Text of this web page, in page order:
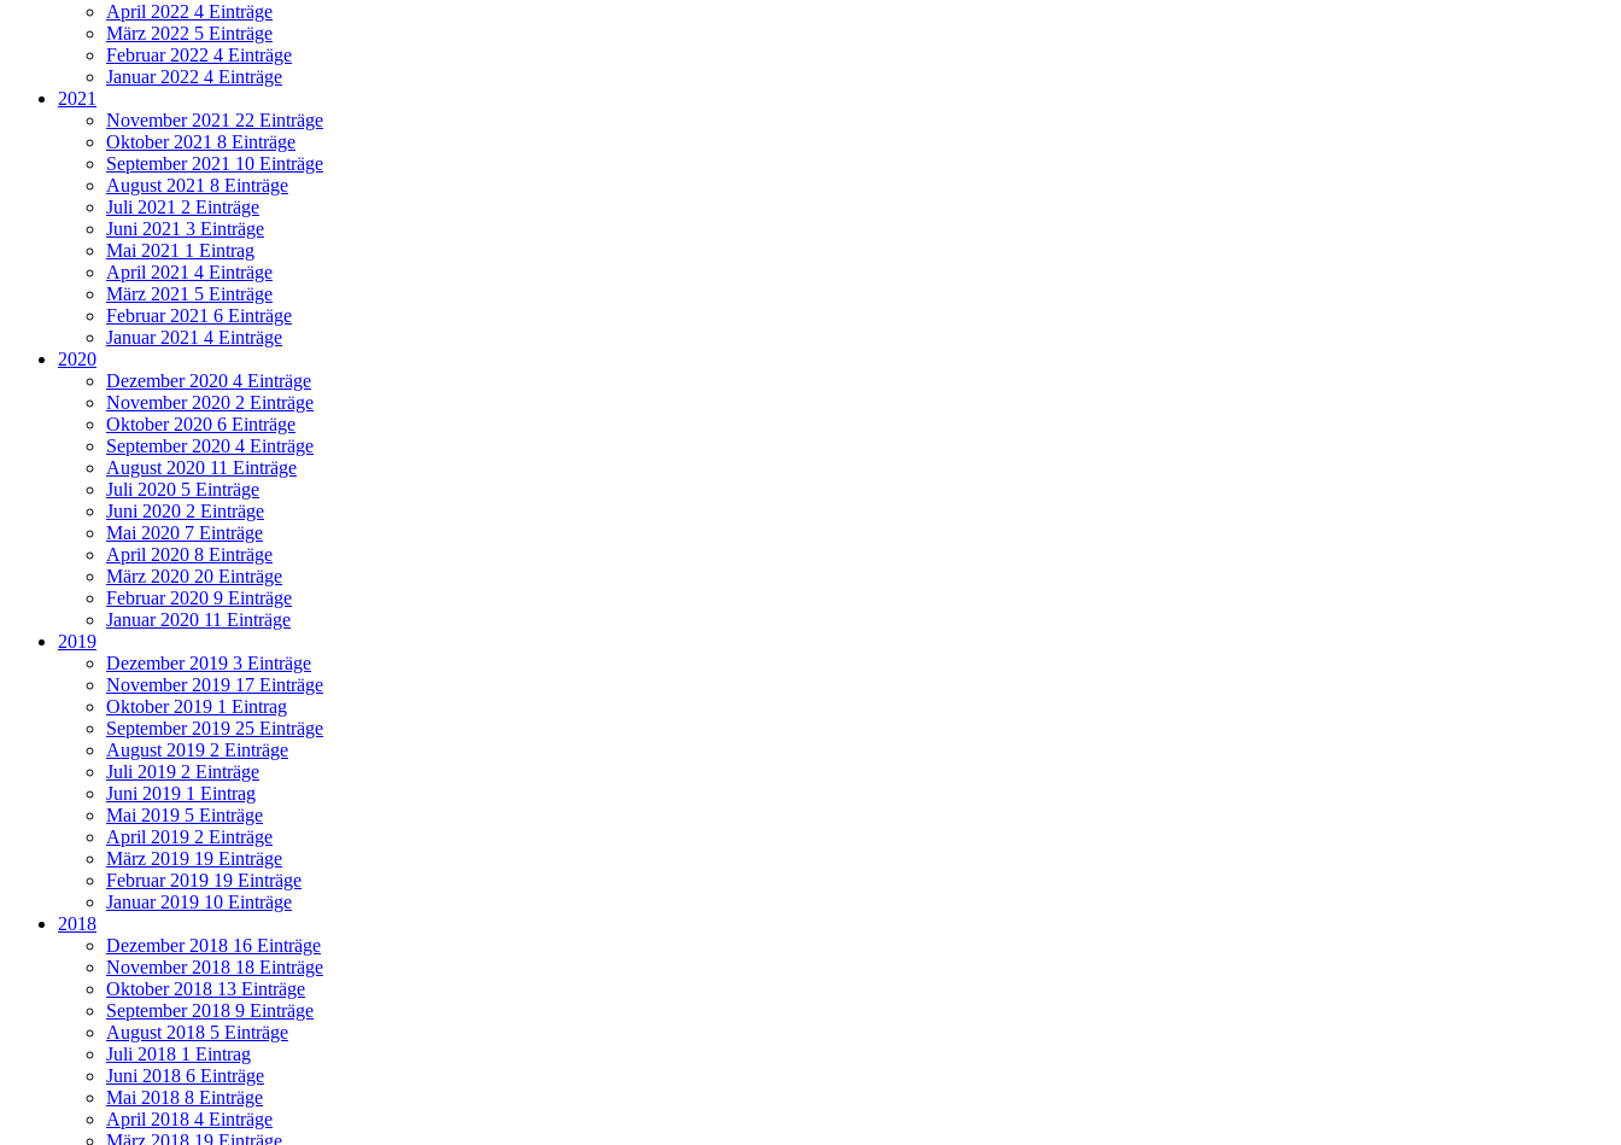
April 2022 4 Einträge
März 2022 5 Einträge
Februar 2022 4 Einträge
Januar 2022 4 Einträge
2021
November 2021 22 Einträge
Oktober 2021 8 Einträge
September 2021 10 Einträge
August 2021 8 Einträge
Juli 2021 2 Einträge
Juni 2021 3 Einträge
Mai 2021 1 Eintrag
April 2021 4 Einträge
März 2021 5 Einträge
Februar 2021 6 Einträge
Januar 2021 4 Einträge
2020
Dezember 2020 4 Einträge
November 2020 2 Einträge
Oktober 2020 6 Einträge
September 2020 4 Einträge
August 2020 11 Einträge
Juli 2020 5 Einträge
Juni 2020 2 Einträge
Mai 2020 7 Einträge
April 2020 8 Einträge
März 2020 20 Einträge
Februar 2020 9 Einträge
Januar 2020 11 Einträge
2019
Dezember 2019 3 Einträge
November 2019 17 Einträge
Oktober 2019 1 Eintrag
September 2019 25 Einträge
August 2019 2 Einträge
Juli 2019 2 Einträge
Juni 2019 1 Eintrag
Mai 2019 5 Einträge
April 2019 2 Einträge
März 2019 19 Einträge
Februar 2019 19 Einträge
Januar 2019 10 Einträge
2018
Dezember 2018 16 Einträge
November 2018 18 Einträge
Oktober 2018 13 Einträge
September 2018 9 Einträge
August 2018 5 Einträge
Juli 2018 1 Eintrag
Juni 2018 6 Einträge
Mai 2018 8 Einträge
April 2018 4 Einträge